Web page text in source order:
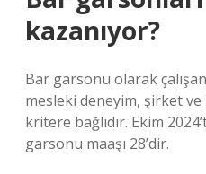
kazanıyor?
Bar garsonu olarak
mesleki deneyim, şirket
kritere bağlıdır. Ekim
garsonu maaşı 28’dir.